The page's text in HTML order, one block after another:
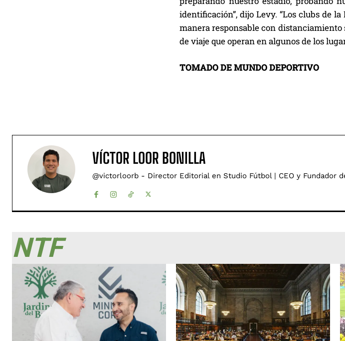
identificación”, dijo Levy. “Los clubs de
manera responsable con distanciamiento
de viaje que operan en algunos de los
TOMADO DE MUNDO DEPORTIVO
VÍCTOR LOOR BONILLA
@victorloorb - Director Editorial en Studio Fútbol | CEO y Fundador
NTF